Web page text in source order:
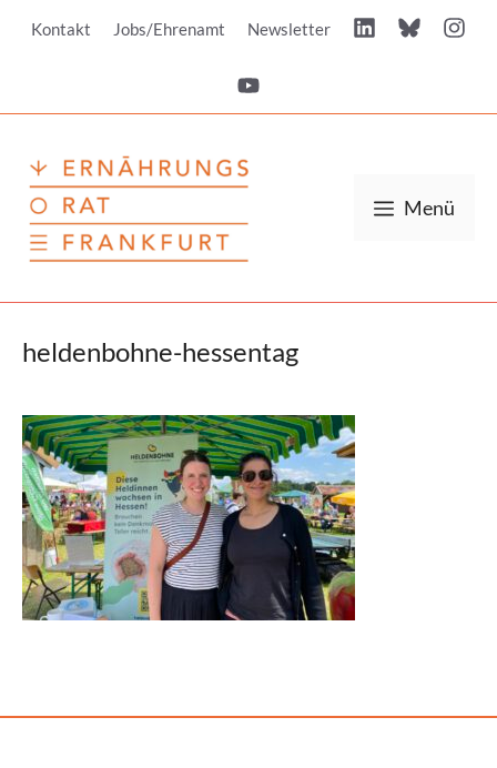
InhaltKontakt Jobs/Ehrenamt Newsletter
Menü
heldenbohne-hessentag